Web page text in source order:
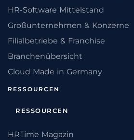
HR-Software Mittelstand
Großunternehmen & Konzerne
Filialbetriebe & Franchise
Branchenübersicht
Cloud Made in Germany
RESSOURCEN
RESSOURCEN
HRTime Magazin